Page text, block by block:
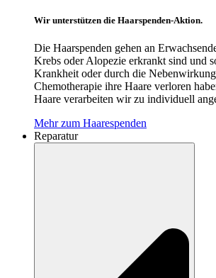
Wir unterstützen die Haarspenden-Aktion.
Die Haarspenden gehen an
Krebs oder Alopezie erkrankt sind und
Krankheit oder durch die
Chemotherapie ihre Haare verloren
Haare verarbeiten wir zu individuell
Mehr zum Haarespenden
Reparatur